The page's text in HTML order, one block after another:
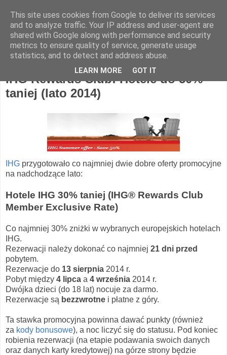
Hotel Spotter
IHG Rewards Club: Hotele do 50%
taniej (lato 2014)
IHG przygotowało co najmniej dwie dobre oferty promocyjne
na nadchodzące lato:
Hotele IHG 30% taniej (IHG® Rewards Club
Member Exclusive Rate)
Co najmniej 30% zniżki w wybranych europejskich hotelach
IHG.
Rezerwacji należy dokonać co najmniej 21 dni przed
pobytem.
Rezerwacje do 13 sierpnia 2014 r.
Pobyt między 4 lipca a 4 września 2014 r.
Dwójka dzieci (do 18 lat) nocuje za darmo.
Rezerwacje są bezzwrotne i płatne z góry.
Ta stawka promocyjna powinna dawać punkty (również
za kody bonusowe), a noc liczyć się do statusu. Pod koniec
robienia rezerwacji (na etapie podawania swoich danych
oraz danych karty kredytowej) na górze strony będzie
This site uses cookies from Google to deliver its services
and to analyze traffic. Your IP address and user-agent are
shared with Google along with performance and security
metrics to ensure quality of service, generate usage
statistics, and to detect and address abuse.
LEARN MORE GOT IT